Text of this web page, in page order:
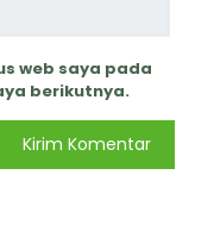
web saya pada
berikutnya.